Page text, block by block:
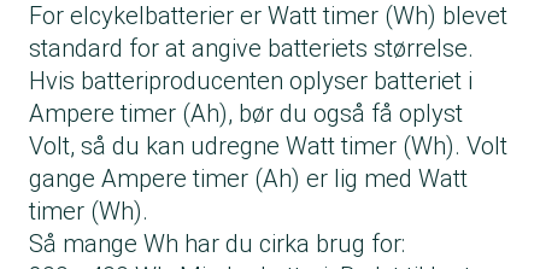
For elcykelbatterier er Watt timer (Wh) blevet
standard for at angive batteriets størrelse.
Hvis batteriproducenten oplyser batteriet i
Ampere timer (Ah), bør du også få oplyst
Volt, så du kan udregne Watt timer (Wh). Volt
gange Ampere timer (Ah) er lig med Watt
timer (Wh).
Så mange Wh har du cirka brug for: